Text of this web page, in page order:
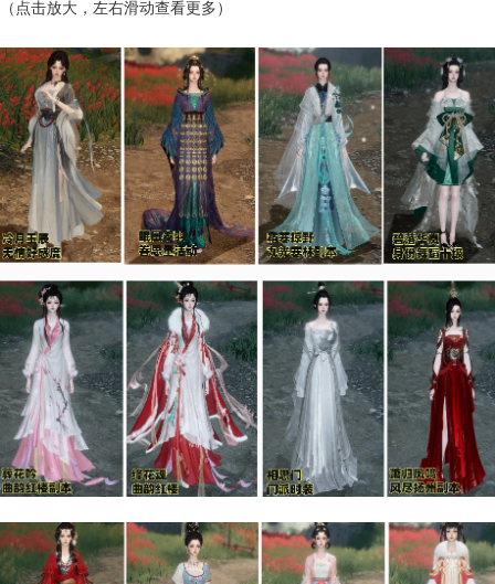
（点击放大，左右滑动查看更多）